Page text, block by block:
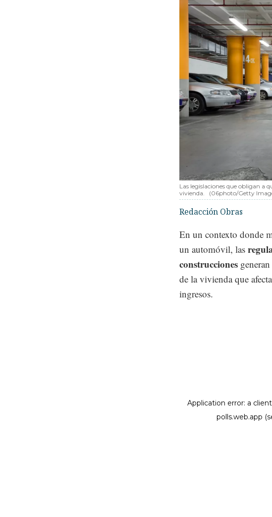
Las legislaciones que obligan a
vivienda.
(06photo/Getty
Redacción Obras
En un contexto donde
un automóvil, las
construcciones
de la vivienda que
ingresos.